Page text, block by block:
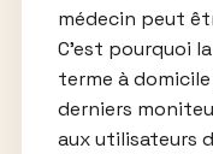
médecin peut
C’est pourquoi
terme à domicile
derniers
aux utilisateurs